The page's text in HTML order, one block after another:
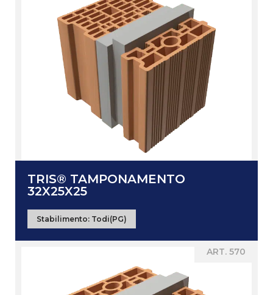
TRIS® TAMPONAMENTO
32X25X25
Stabilimento: Todi(PG)
ART. 570